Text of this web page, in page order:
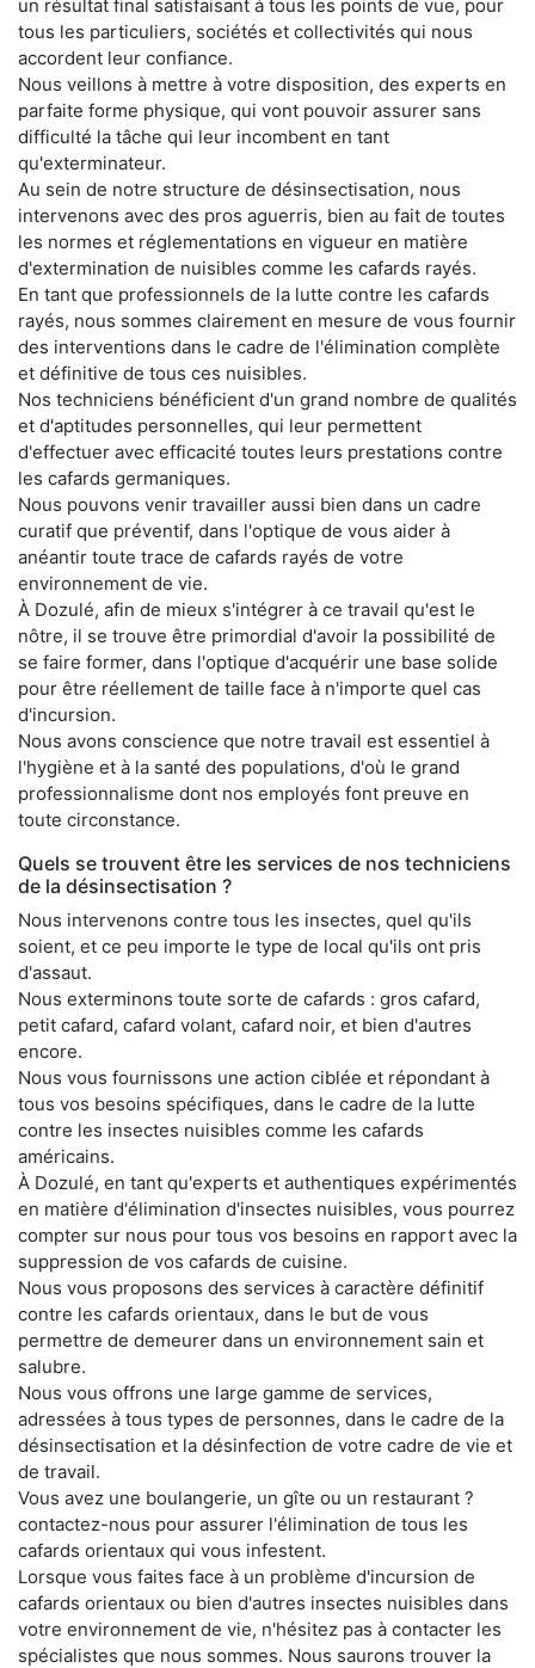
un résultat final satisfaisant à tous les points de vue, pour
tous les particuliers, sociétés et collectivités qui nous
accordent leur confiance.
Nous veillons à mettre à votre disposition, des experts en
parfaite forme physique, qui vont pouvoir assurer sans
difficulté la tâche qui leur incombent en tant
qu'exterminateur.
Au sein de notre structure de désinsectisation, nous
intervenons avec des pros aguerris, bien au fait de toutes
les normes et réglementations en vigueur en matière
d'extermination de nuisibles comme les cafards rayés.
En tant que professionnels de la lutte contre les cafards
rayés, nous sommes clairement en mesure de vous fournir
des interventions dans le cadre de l'élimination complète
et définitive de tous ces nuisibles.
Nos techniciens bénéficient d'un grand nombre de qualités
et d'aptitudes personnelles, qui leur permettent
d'effectuer avec efficacité toutes leurs prestations contre
les cafards germaniques.
Nous pouvons venir travailler aussi bien dans un cadre
curatif que préventif, dans l'optique de vous aider à
anéantir toute trace de cafards rayés de votre
environnement de vie.
À Dozulé, afin de mieux s'intégrer à ce travail qu'est le
nôtre, il se trouve être primordial d'avoir la possibilité de
se faire former, dans l'optique d'acquérir une base solide
pour être réellement de taille face à n'importe quel cas
d'incursion.
Nous avons conscience que notre travail est essentiel à
l'hygiène et à la santé des populations, d'où le grand
professionnalisme dont nos employés font preuve en
toute circonstance.
Quels se trouvent être les services de nos techniciens
de la désinsectisation ?
Nous intervenons contre tous les insectes, quel qu'ils
soient, et ce peu importe le type de local qu'ils ont pris
d'assaut.
Nous exterminons toute sorte de cafards : gros cafard,
petit cafard, cafard volant, cafard noir, et bien d'autres
encore.
Nous vous fournissons une action ciblée et répondant à
tous vos besoins spécifiques, dans le cadre de la lutte
contre les insectes nuisibles comme les cafards
américains.
À Dozulé, en tant qu'experts et authentiques expérimentés
en matière d'élimination d'insectes nuisibles, vous pourrez
compter sur nous pour tous vos besoins en rapport avec la
suppression de vos cafards de cuisine.
Nous vous proposons des services à caractère définitif
contre les cafards orientaux, dans le but de vous
permettre de demeurer dans un environnement sain et
salubre.
Nous vous offrons une large gamme de services,
adressées à tous types de personnes, dans le cadre de la
désinsectisation et la désinfection de votre cadre de vie et
de travail.
Vous avez une boulangerie, un gîte ou un restaurant ?
contactez-nous pour assurer l'élimination de tous les
cafards orientaux qui vous infestent.
Lorsque vous faites face à un problème d'incursion de
cafards orientaux ou bien d'autres insectes nuisibles dans
votre environnement de vie, n'hésitez pas à contacter les
spécialistes que nous sommes. Nous saurons trouver la